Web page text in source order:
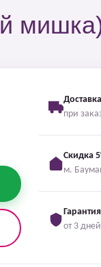
при
Скидка
м.
от 3